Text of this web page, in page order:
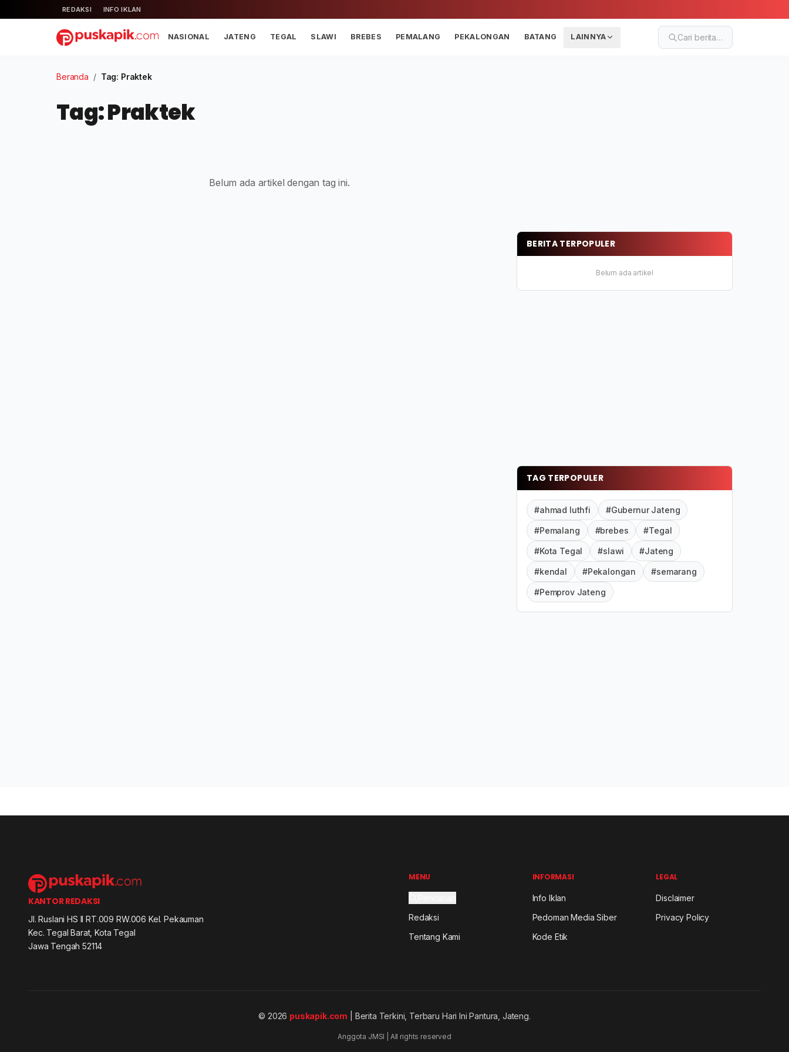
REDAKSI INFO IKLAN
NASIONAL JATENG TEGAL SLAWI BREBES PEMALANG PEKALONGAN BATANG LAINNYA Cari berita…
Beranda / Tag: Praktek
Tag: Praktek
Belum ada artikel dengan tag ini.
BERITA TERPOPULER
Belum ada artikel
TAG TERPOPULER
#ahmad luthfi #Gubernur Jateng
#Pemalang #brebes #Tegal
#Kota Tegal #slawi #Jateng
#kendal #Pekalongan #semarang
#Pemprov Jateng
KANTOR REDAKSI
Jl. Ruslani HS II RT.009 RW.006 Kel. Pekauman
Kec. Tegal Barat, Kota Tegal
Jawa Tengah 52114
MENU
Redaksi
Tentang Kami
INFORMASI
Info Iklan
Pedoman Media Siber
Kode Etik
LEGAL
Disclaimer
Privacy Policy
© 2026 puskapik.com | Berita Terkini, Terbaru Hari Ini Pantura, Jateng.
Anggota JMSI | All rights reserved